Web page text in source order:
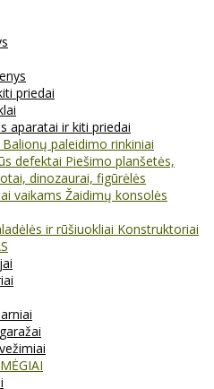
priedai
aparatai ir kiti priedai
Balionų paleidimo rinkiniai
defektai Piešimo planšetės,
dinozaurai, figūrėlės
vaikams Žaidimų konsolės
ir rūšiuokliai Konstruktoriai